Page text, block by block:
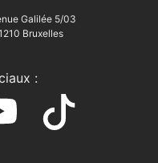
Galilée 5/03
Bruxelles
: